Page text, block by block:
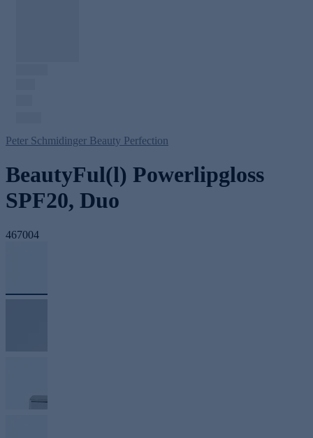
Peter Schmidinger Beauty Perfection
BeautyFul(l) Powerlipgloss
SPF20, Duo
467004